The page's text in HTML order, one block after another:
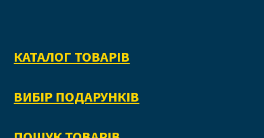
КАТАЛОГ ТОВАРІВ
ВИБІР ПОДАРУНКІВ